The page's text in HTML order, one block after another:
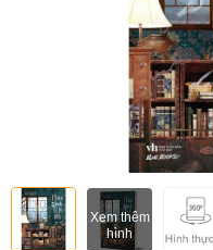
Xem thêm
hình